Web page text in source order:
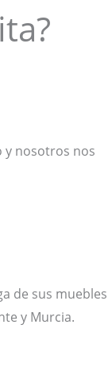
y nosotros nos
de sus muebles
y Murcia.